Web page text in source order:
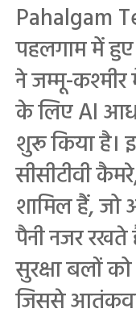
Pahalgam
पहलगाम में
ने जम्मू-
के लिए AI
शुरू किया है।
सीसीटीवी
शामिल हैं, जो
पैनी नजर
सुरक्षा बलों
जिससे